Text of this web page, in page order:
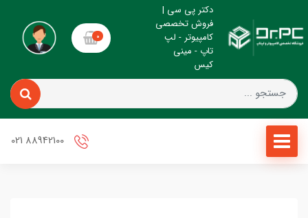
دکتر پی سی |
فروش تخصصی
کامپیوتر - لپ
تاپ - مینی
کیس
0